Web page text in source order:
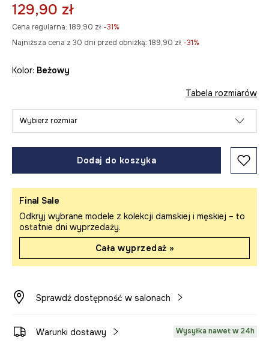
129,90 zł
Cena regularna: 189,90 zł -31%
Najniższa cena z 30 dni przed obniżką: 189,90 zł -31%
Kolor: beżowy
Tabela rozmiarów
Wybierz rozmiar
Dodaj do koszyka
Final Sale
Odkryj wybrane modele z kolekcji damskiej i męskiej – to
ostatnie dni wyprzedaży.
Cała wyprzedaż »
Sprawdź dostępność w salonach
Warunki dostawy Wysyłka nawet w 24h